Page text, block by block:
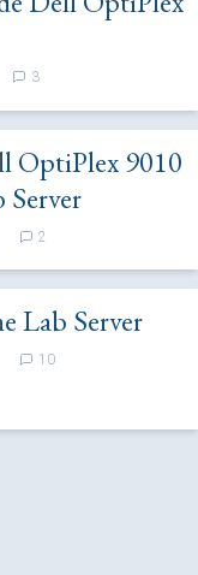
3
OptiPlex 9010
Server
2
Lab Server
10